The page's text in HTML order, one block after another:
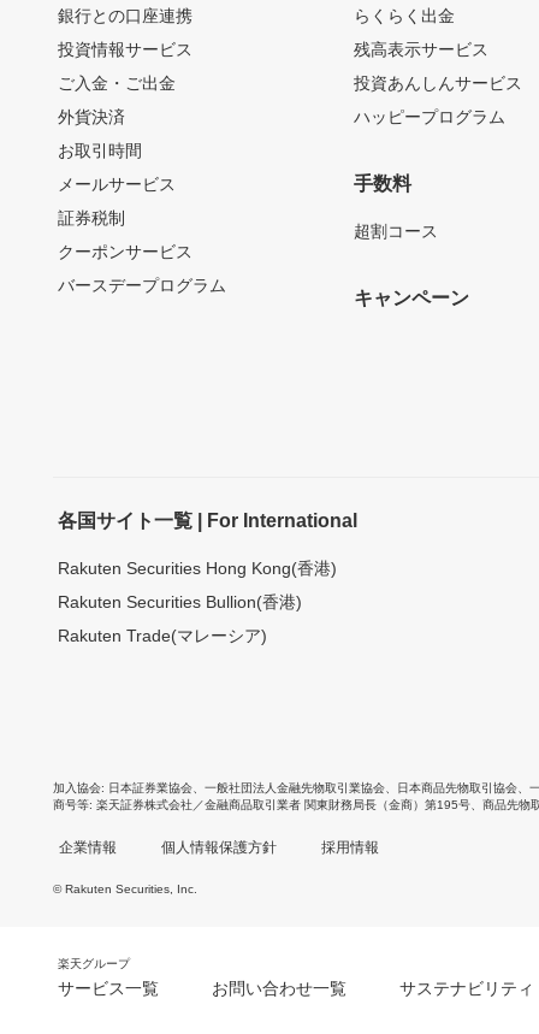
銀行との口座連携
投資情報サービス
ご入金・ご出金
外貨決済
お取引時間
メールサービス
証券税制
クーポンサービス
バースデープログラム
らくらく出金
残高表示サービス
投資あんしんサービス
ハッピープログラム
手数料
超割コース
キャンペーン
各国サイト一覧 | For International
Rakuten Securities Hong Kong(香港)
Rakuten Securities Bullion(香港)
Rakuten Trade(マレーシア)
加入協会 日本証券業協会 一般社団法人金融先物取引業協会 日本商品先物取引協会
商号等 楽天証券株式会社／金融商品取引業者 関東財務局長（金商）第195号、商品先物
企業情報 個人情報保護方針 採用情報
© Rakuten Securities, Inc.
楽天グループ
サービス一覧 お問い合わせ一覧 サステナビリティ